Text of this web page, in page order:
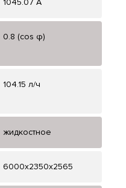
1045.07 А
0.8 (cos φ)
104.15 л/ч
жидкостное
6000x2350x2565